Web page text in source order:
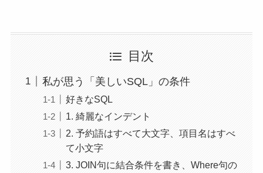
目次
私が思う「美しいSQL」の条件
好きなSQL
1. 綺麗なインデント
2. 予約語はすべて大文字、項目名はすべ
て小文字
3. JOIN句に結合条件を書き、Where句の